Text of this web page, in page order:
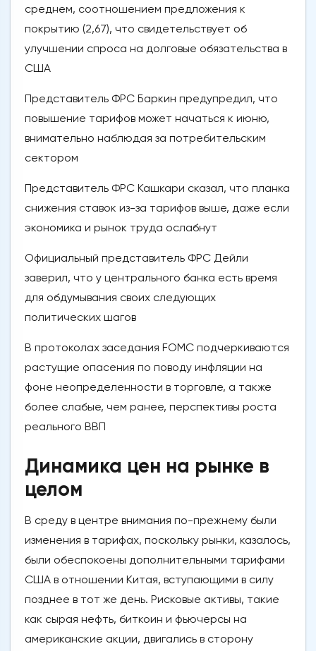
среднем, соотношением предложения к
покрытию (2,67), что свидетельствует об
улучшении спроса на долговые обязательства в
США
Представитель ФРС Баркин предупредил, что
повышение тарифов может начаться к июню,
внимательно наблюдая за потребительским
сектором
Представитель ФРС Кашкари сказал, что планка
снижения ставок из-за тарифов выше, даже если
экономика и рынок труда ослабнут
Официальный представитель ФРС Дейли
заверил, что у центрального банка есть время
для обдумывания своих следующих
политических шагов
В протоколах заседания FOMC подчеркиваются
растущие опасения по поводу инфляции на
фоне неопределенности в торговле, а также
более слабые, чем ранее, перспективы роста
реального ВВП
Динамика цен на рынке в
целом
В среду в центре внимания по-прежнему были
изменения в тарифах, поскольку рынки, казалось,
были обеспокоены дополнительными тарифами
США в отношении Китая, вступающими в силу
позднее в тот же день. Рисковые активы, такие
как сырая нефть, биткоин и фьючерсы на
американские акции, двигались в сторону